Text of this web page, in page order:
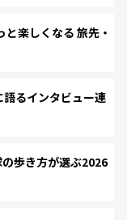
楽しくなる 旅先・
るインタビュー連
歩き方が選ぶ2026